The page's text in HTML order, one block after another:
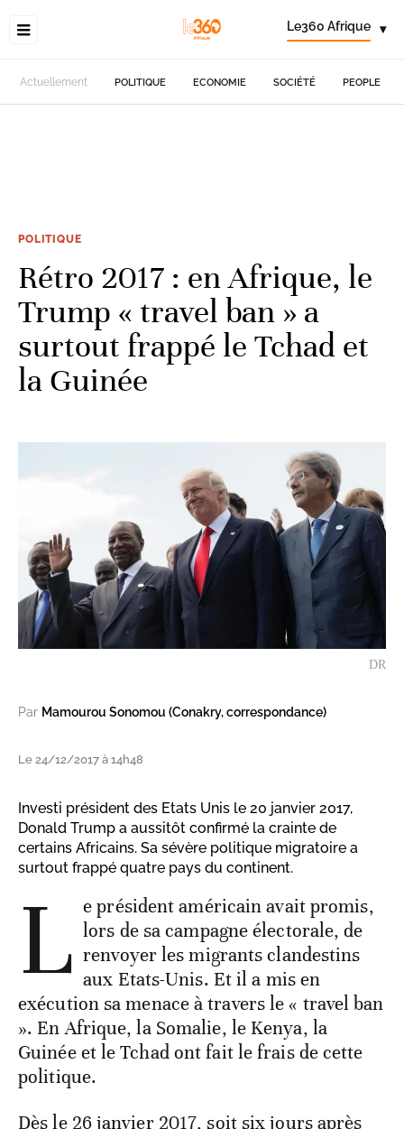
Le360 Afrique ▾
Actuellement POLITIQUE ECONOMIE SOCIÉTÉ PEOPLE
POLITIQUE
Rétro 2017 : en Afrique, le
Trump « travel ban » a
surtout frappé le Tchad et
la Guinée
DR
Par Mamourou Sonomou (Conakry, correspondance)
Le 24/12/2017 à 14h48
Investi président des Etats Unis le 20 janvier 2017,
Donald Trump a aussitôt confirmé la crainte de
certains Africains. Sa sévère politique migratoire a
surtout frappé quatre pays du continent.
L e président américain avait promis,
lors de sa campagne électorale, de
renvoyer les migrants clandestins
aux Etats-Unis. Et il a mis en
exécution sa menace à travers le « travel ban
». En Afrique, la Somalie, le Kenya, la
Guinée et le Tchad ont fait le frais de cette
politique.
Dès le 26 janvier 2017, soit six jours après